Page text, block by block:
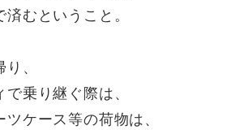
むということ。
、
乗り継ぐ際は、
ケース等の荷物は、